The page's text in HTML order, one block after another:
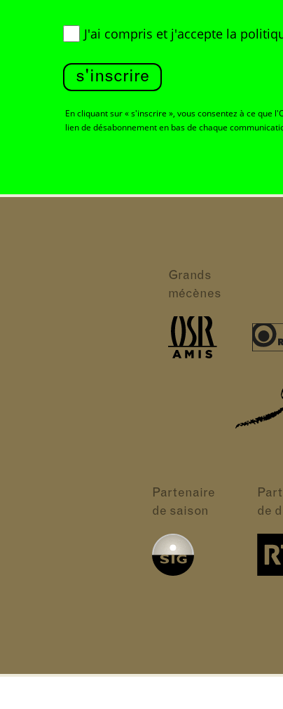
J'ai compris et j'accepte la
s'inscrire
En cliquant sur « s'inscrire », vous consentez à ce que
lien de désabonnement en bas de chaque
Grands
mécènes
Partenaire
de saison
de